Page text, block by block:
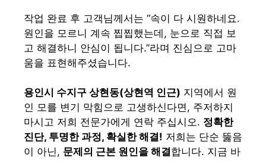
작업 완료 후 고객님께서는 “속이 다 시원하네요.
원인을 모르니 계속 찝찝했는데, 눈으로 직접 보
고 해결하니 안심이 됩니다.”라며 진심으로 고마
움을 표현해주셨습니다.
용인시 수지구 상현동(상현역 인근) 지역에서 원
인 모를 변기 막힘으로 고생하신다면, 주저하지
마시고 저희 전문가에게 연락 주십시오. 정확한
진단, 투명한 과정, 확실한 해결! 저희는 단순 뚫음
이 아닌, 문제의 근본 원인을 해결합니다. 지금 바